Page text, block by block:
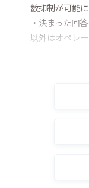
数抑制が可能
・決まった回
以外はオペレ